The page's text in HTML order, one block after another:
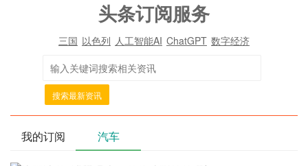
头条订阅服务
三国 以色列 人工智能AI ChatGPT 数字经济
搜索最新资讯
我的订阅 汽车